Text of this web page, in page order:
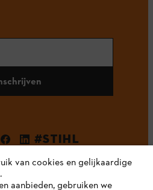
#STIHL
van cookies en gelijkaardige
aanbieden, gebruiken we